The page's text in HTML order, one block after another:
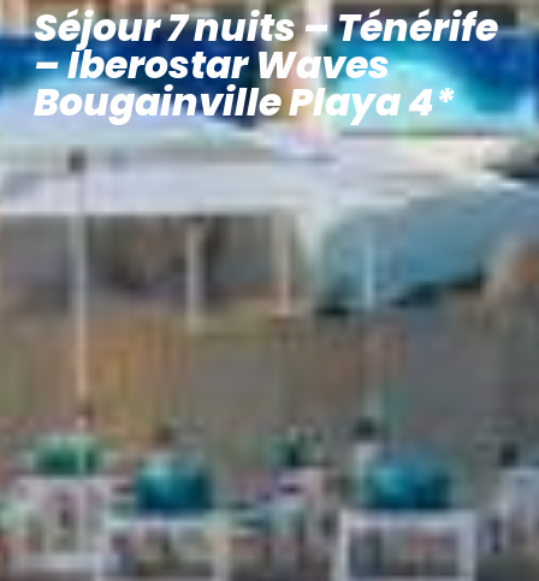
Séjour 7 nuits – Ténérife
– Iberostar Waves
Bougainville Playa 4*